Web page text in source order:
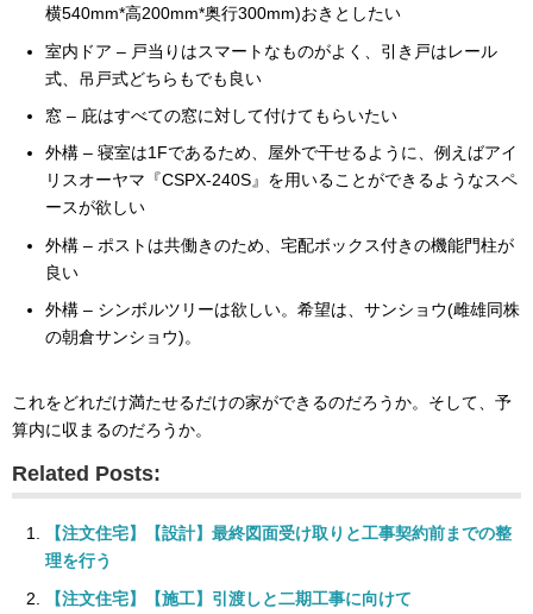
横540mm*高200mm*奥行300mm)おきとしたい
室内ドア – 戸当りはスマートなものがよく、引き戸はレール
式、吊戸式どちらもでも良い
窓 – 庇はすべての窓に対して付けてもらいたい
外構 – 寝室は1Fであるため、屋外で干せるように、例えばアイ
リスオーヤマ『CSPX-240S』を用いることができるようなスペ
ースが欲しい
外構 – ポストは共働きのため、宅配ボックス付きの機能門柱が
良い
外構 – シンボルツリーは欲しい。希望は、サンショウ(雌雄同株
の朝倉サンショウ)。
これをどれだけ満たせるだけの家ができるのだろうか。そして、予
算内に収まるのだろうか。
Related Posts:
【注文住宅】【設計】最終図面受け取りと工事契約前までの整
理を行う
【注文住宅】【施工】引渡しと二期工事に向けて